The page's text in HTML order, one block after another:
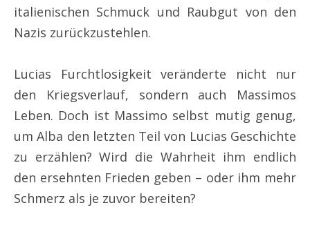
italienischen Schmuck und Raubgut von den
Nazis zurückzustehlen.
Lucias Furchtlosigkeit veränderte nicht nur
den Kriegsverlauf, sondern auch Massimos
Leben. Doch ist Massimo selbst mutig genug,
um Alba den letzten Teil von Lucias Geschichte
zu erzählen? Wird die Wahrheit ihm endlich
den ersehnten Frieden geben – oder ihm mehr
Schmerz als je zuvor bereiten?